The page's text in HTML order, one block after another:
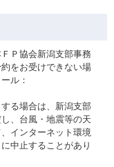
Ｐ協会新潟支部事務
をお受けできない場
ル：
る場合は、新潟支部
、台風・地震等の天
インターネット環境
中止することがあり